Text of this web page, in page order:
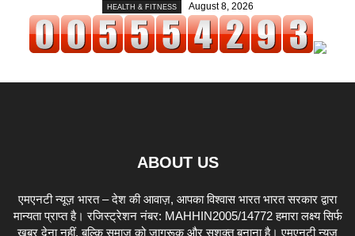
HEALTH & FITNESS August 8, 2026
ABOUT US
एमएनटी न्यूज़ भारत – देश की आवाज़, आपका विश्वास भारत भारत सरकार द्वारा
मान्यता प्राप्त है। रजिस्ट्रेशन नंबर: MAHHIN2005/14772 हमारा लक्ष्य सिर्फ
खबर देना नहीं, बल्कि समाज को जागरूक और सशक्त बनाना है। एमएनटी न्यूज़